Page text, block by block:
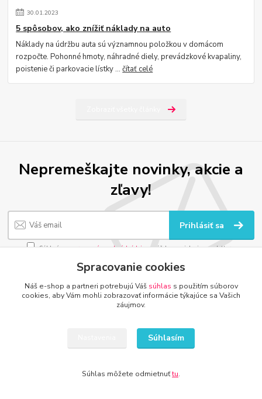
30.01.2023
5 spôsobov, ako znížiť náklady na auto
Náklady na údržbu auta sú významnou položkou v domácom
rozpočte. Pohonné hmoty, náhradné diely, prevádzkové kvapaliny,
poistenie či parkovacie lístky ...čítať celé
Nepremeškajte novinky, akcie a
zľavy!
Prihlásiť sa
Súhlasím sospracovaním osobných údajovza účelom zasielania newslettera.
Môžete sa kedykoľvek odhlásiť. Zasielame raz za 14 dní.
www.kamenik.sk
www.detskaradost.sk
Spracovanie cookies
Náš e-shop a partneri potrebujú Váš súhlas s použitím súborov
cookies, aby Vám mohli zobrazovať informácie týkajúce sa Vašich
záujmov.
Súhlasím
Súhlas môžete odmietnuťtu.